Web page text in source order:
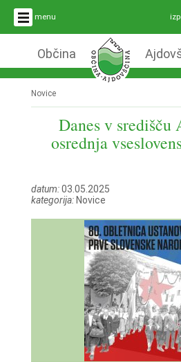
menu
Občina
Novice
Danes v središču
osrednja
datum:03.05.2025
kategorija:Novice